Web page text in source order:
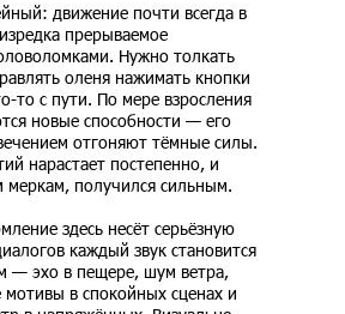
движение почти всегда в
прерываемое
Нужно толкать
оленя нажимать кнопки
то с пути. По мере взросления
новые способности — его
отгоняют тёмные силы.
нарастает постепенно, и
меркам, получился сильным.
здесь несёт серьёзную
каждый звук становится
— эхо в пещере, шум ветра,
в спокойных сценах и